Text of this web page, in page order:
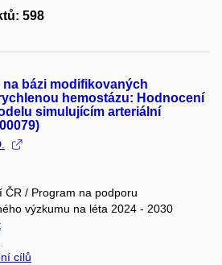
598
bázi modifikovaných
hemostázu: Hodnocení
simulujícím arteriální
ČR / Program na podporu
výzkumu na léta 2024 - 2030
cílů